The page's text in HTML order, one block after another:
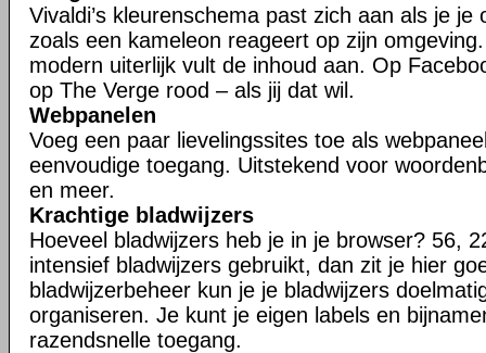
Vivaldi’s kleurenschema past zich aan als je je
zoals een kameleon reageert op zijn
modern uiterlijk vult de inhoud aan. Op
op The Verge rood – als jij dat wil.
Webpanelen
Voeg een paar lievelingssites toe als
eenvoudige toegang. Uitstekend voor
en meer.
Krachtige bladwijzers
Hoeveel bladwijzers heb je in je browser? 56,
intensief bladwijzers gebruikt, dan zit je hier
bladwijzerbeheer kun je je bladwijzers
organiseren. Je kunt je eigen labels en
razendsnelle toegang.